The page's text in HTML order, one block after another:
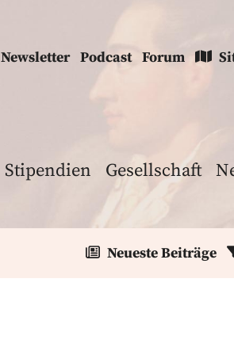
Newsletter Podcast Forum
Stipendien Gesellschaft
Neueste Beiträge